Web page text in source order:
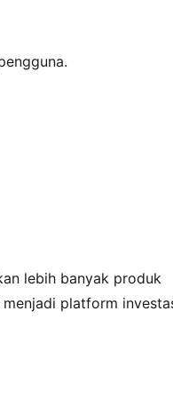
lebih banyak produk
platform